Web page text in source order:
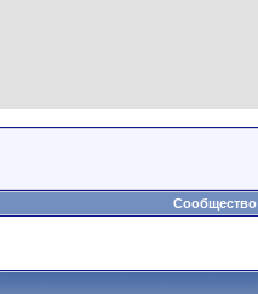
Сообщество